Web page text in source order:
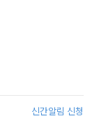
신간알림 신청